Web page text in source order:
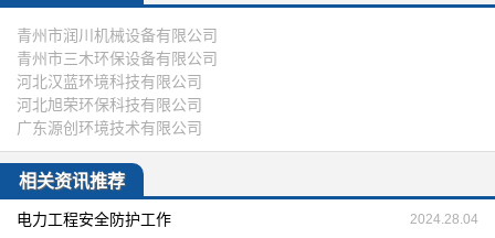
青州市润川机械设备有限公司
青州市三木环保设备有限公司
河北汉蓝环境科技有限公司
河北旭荣环保科技有限公司
广东源创环境技术有限公司
相关资讯推荐
电力工程安全防护工作 2024.28.04